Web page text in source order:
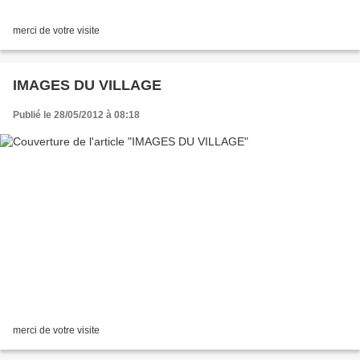
merci de votre visite
IMAGES DU VILLAGE
Publié le 28/05/2012 à 08:18
merci de votre visite